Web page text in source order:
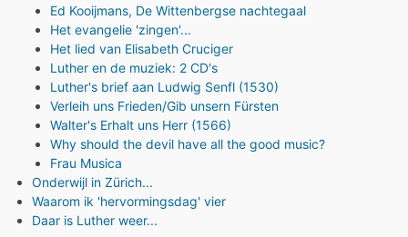
Ed Kooijmans, De Wittenbergse nachtegaal
Het evangelie 'zingen'...
Het lied van Elisabeth Cruciger
Luther en de muziek: 2 CD's
Luther's brief aan Ludwig Senfl (1530)
Verleih uns Frieden/Gib unsern Fürsten
Walter's Erhalt uns Herr (1566)
Why should the devil have all the good music?
Frau Musica
Onderwijl in Zürich...
Waarom ik 'hervormingsdag' vier
Daar is Luther weer...